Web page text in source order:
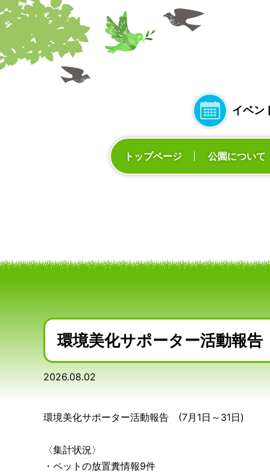
イベン
トップページ 公園について
環境美化サポーター活動報
2026.08.02
環境美化サポーター活動報告 (7月1日～31日)
〈集計状況〉
・ペットの放置糞情報9件